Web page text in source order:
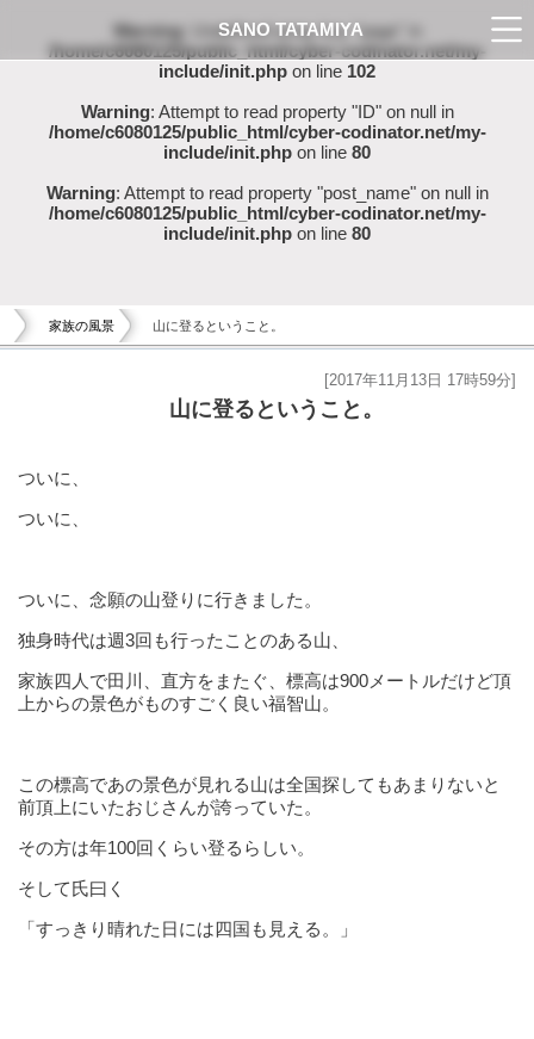
Warning: Undefined array key "page" in
/home/c6080125/public_html/cyber-codinator.net/my-
include/init.php on line 102
Warning: Attempt to read property "ID" on null in
/home/c6080125/public_html/cyber-codinator.net/my-
include/init.php on line 80
Warning: Attempt to read property "post_name" on null in
/home/c6080125/public_html/cyber-codinator.net/my-
include/init.php on line 80
家族の風景 山に登るということ。
山に登るということ。
[2017年11月13日 17時59分]
ついに、
ついに、
ついに、念願の山登りに行きました。
独身時代は週3回も行ったことのある山、
家族四人で田川、直方をまたぐ、標高は900メートルだけど頂
上からの景色がものすごく良い福智山。
この標高であの景色が見れる山は全国探してもあまりないと
前頂上にいたおじさんが誇っていた。
その方は年100回くらい登るらしい。
そして氏曰く
「すっきり晴れた日には四国も見える。」
SANO TATAMIYA